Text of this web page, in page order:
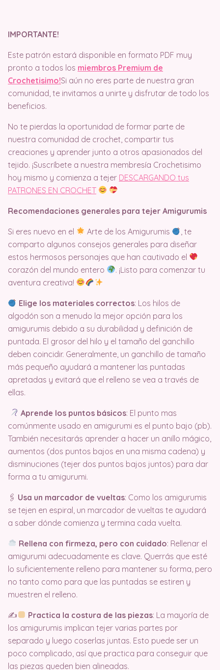
IMPORTANTE!
Este patrón estará disponible en formato PDF muy
pronto a todos los miembros Premium de
Crochetisimo!Si aún no eres parte de nuestra gran
comunidad, te invitamos a unirte y disfrutar de todo los
beneficios.
No te pierdas la oportunidad de formar parte de
nuestra comunidad de crochet, compartir tus
creaciones y aprender junto a otros apasionados del
tejido. ¡Suscríbete a nuestra membresía Crochetisimo
hoy mismo y comienza a tejer DESCARGANDO tus
PATRONES EN CROCHET
Recomendaciones generales para tejer Amigurumis
Si eres nuevo en el Arte de los Amigurumis
, te
comparto algunos consejos generales para diseñar
estos hermosos personajes que han cautivado el
corazón del mundo entero
. ¡Listo para comenzar tu
aventura creativa!
Elige los materiales correctos: Los hilos de
algodón son a menudo la mejor opción para los
amigurumis debido a su durabilidad y definición de
puntada. El grosor del hilo y el tamaño del ganchillo
deben coincidir. Generalmente, un ganchillo de tamaño
más pequeño ayudará a mantener las puntadas
apretadas y evitará que el relleno se vea a través de
ellas.
Aprende los puntos básicos: El punto mas
comúnmente usado en amigurumi es el punto bajo (pb).
También necesitarás aprender a hacer un anillo mágico,
aumentos (dos puntos bajos en una misma cadena) y
disminuciones (tejer dos puntos bajos juntos) para dar
forma a tu amigurumi.
🖇 Usa un marcador de vueltas: Como los amigurumis
se tejen en espiral, un marcador de vueltas te ayudará
a saber dónde comienza y termina cada vuelta.
Rellena con firmeza, pero con cuidado: Rellenar el
amigurumi adecuadamente es clave. Querrás que esté
lo suficientemente relleno para mantener su forma, pero
no tanto como para que las puntadas se estiren y
muestren el relleno.
✍ Practica la costura de las piezas: La mayoría de
los amigurumis implican tejer varias partes por
separado y luego coserlas juntas. Esto puede ser un
poco complicado, así que practica para conseguir que
las piezas queden bien alineadas.